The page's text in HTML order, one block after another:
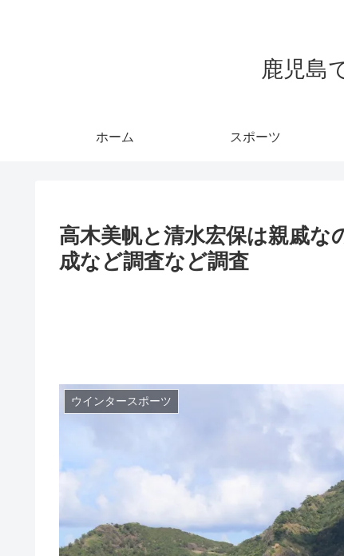
鹿児島
ホーム スポーツ
高木美帆と清水宏保は親戚な
成など調査など調査
ウインタースポーツ